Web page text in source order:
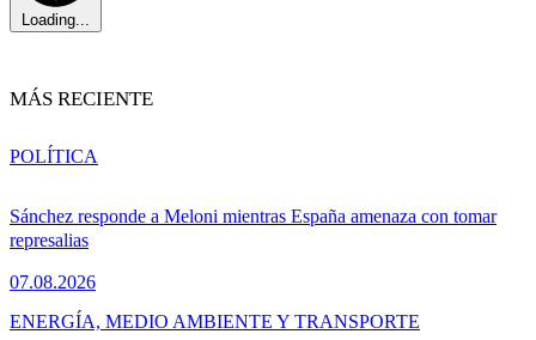
Loading...
MÁS RECIENTE
Sánchez responde a Meloni mientras España amenaza con tomar
represalias
07.08.2026
POLÍTICA
ENERGÍA, MEDIO AMBIENTE Y TRANSPORTE